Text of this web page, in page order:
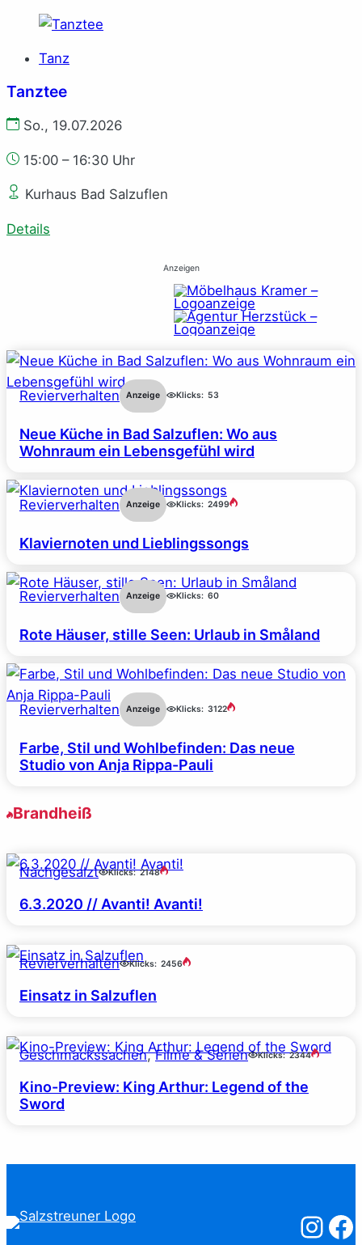
Tanz
Tanztee
So., 19.07.2026
15:00 – 16:30 Uhr
Kurhaus Bad Salzuflen
Details
Anzeigen
Revierverhalten Anzeige Klicks: 53
Neue Küche in Bad Salzuflen: Wo aus
Wohnraum ein Lebensgefühl wird
Revierverhalten Anzeige Klicks: 2499
Klaviernoten und Lieblingssongs
Revierverhalten Anzeige Klicks: 60
Rote Häuser, stille Seen: Urlaub in Småland
Revierverhalten Anzeige Klicks: 3122
Farbe, Stil und Wohlbefinden: Das neue
Studio von Anja Rippa-Pauli
Brandheiß
Nachgesalzt Klicks: 2148
6.3.2020 // Avanti! Avanti!
Revierverhalten Klicks: 2456
Einsatz in Salzuflen
Geschmackssachen, Filme & Serien Klicks: 2344
Kino-Preview: King Arthur: Legend of the
Sword